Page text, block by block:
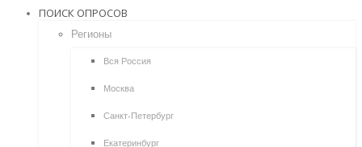
ПОИСК ОПРОСОВ
Регионы
Вся Россия
Москва
Санкт-Петербург
Екатеринбург